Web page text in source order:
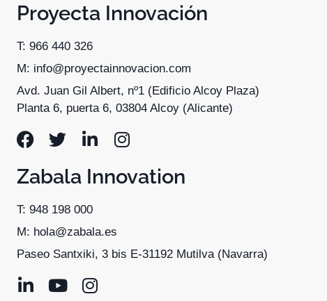
Proyecta Innovación
T: 966 440 326
M: info@proyectainnovacion.com
Avd. Juan Gil Albert, nº1 (Edificio Alcoy Plaza)
Planta 6, puerta 6, 03804 Alcoy (Alicante)
Zabala Innovation
T: 948 198 000
M: hola@zabala.es
Paseo Santxiki, 3 bis E-31192 Mutilva (Navarra)